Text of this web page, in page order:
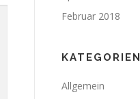
Februar 2018
KATEGORIEN
Allgemein